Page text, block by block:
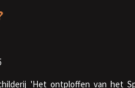
'Het ontploffen van het